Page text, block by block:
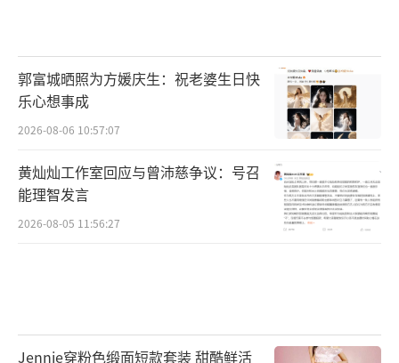
郭富城晒照为方媛庆生：祝老婆生日快
乐心想事成
2026-08-06 10:57:07
黄灿灿工作室回应与曾沛慈争议：号召
能理智发言
2026-08-05 11:56:27
Jennie穿粉色缎面短款套装 甜酷鲜活